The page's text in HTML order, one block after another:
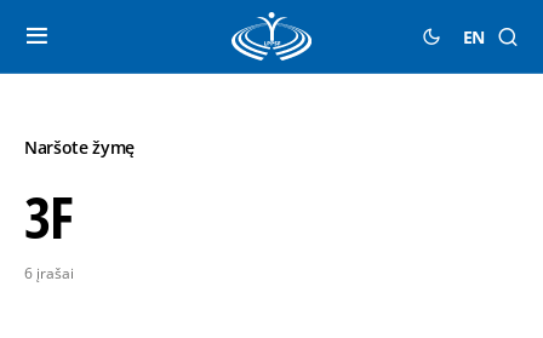
EN
Naršote žymę
3F
6 įrašai